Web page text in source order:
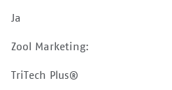
Ja
Zool Marketing:
TriTech Plus®